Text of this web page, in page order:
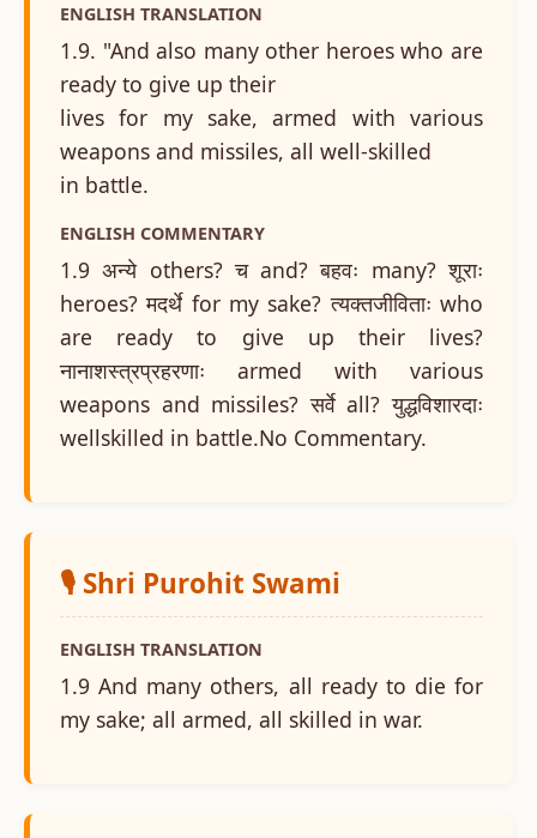
ENGLISH TRANSLATION
1.9. "And also many other heroes who are
ready to give up their
lives for my sake, armed with various
weapons and missiles, all well-skilled
in battle.
ENGLISH COMMENTARY
1.9 अन्ये others? च and? बहवः many? शूराः
heroes? मदर्थे for my sake? त्यक्तजीविताः who
are ready to give up their lives?
नानाशस्त्रप्रहरणाः armed with various
weapons and missiles? सर्वे all? युद्धविशारदाः
wellskilled in battle.No Commentary.
🎙️ Shri Purohit Swami
ENGLISH TRANSLATION
1.9 And many others, all ready to die for
my sake; all armed, all skilled in war.